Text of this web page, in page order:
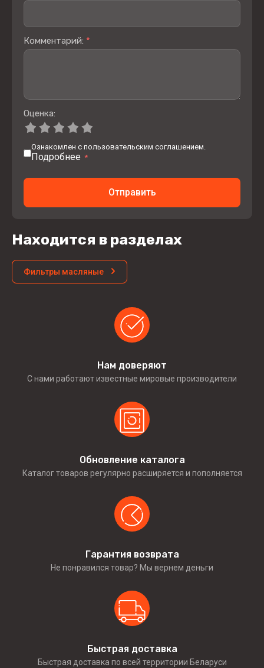
Комментарий: *
Оценка:
Ознакомлен с пользовательским соглашением.
Подробнее *
Отправить
Находится в разделах
Фильтры масляные
Нам доверяют
С нами работают известные мировые производители
Обновление каталога
Каталог товаров регулярно расширяется и пополняется
Гарантия возврата
Не понравился товар? Мы вернем деньги
Быстрая доставка
Быстрая доставка по всей территории Беларуси